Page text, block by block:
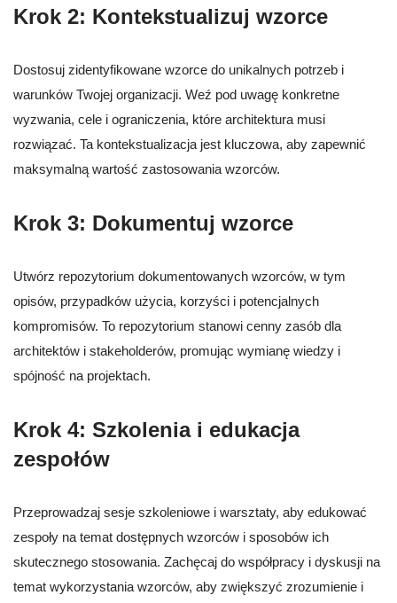
Krok 2: Kontekstualizuj wzorce
Dostosuj zidentyfikowane wzorce do unikalnych potrzeb i
warunków Twojej organizacji. Weź pod uwagę konkretne
wyzwania, cele i ograniczenia, które architektura musi
rozwiązać. Ta kontekstualizacja jest kluczowa, aby zapewnić
maksymalną wartość zastosowania wzorców.
Krok 3: Dokumentuj wzorce
Utwórz repozytorium dokumentowanych wzorców, w tym
opisów, przypadków użycia, korzyści i potencjalnych
kompromisów. To repozytorium stanowi cenny zasób dla
architektów i stakeholderów, promując wymianę wiedzy i
spójność na projektach.
Krok 4: Szkolenia i edukacja
zespołów
Przeprowadzaj sesje szkoleniowe i warsztaty, aby edukować
zespoły na temat dostępnych wzorców i sposobów ich
skutecznego stosowania. Zachęcaj do współpracy i dyskusji na
temat wykorzystania wzorców, aby zwiększyć zrozumienie i